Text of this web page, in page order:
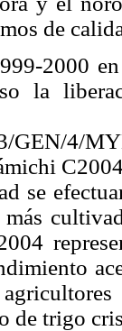
de
2000
la
GEN/4/
se
de trigo